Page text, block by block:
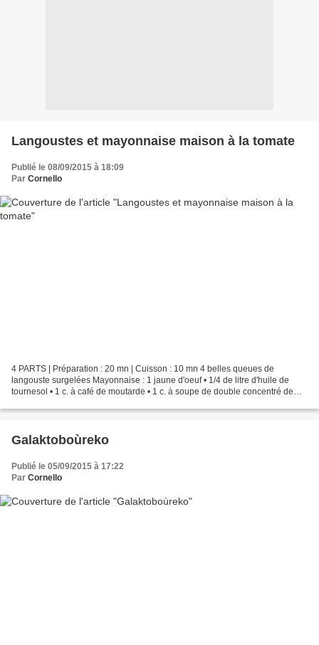
Langoustes et mayonnaise maison à la tomate
Publié le 08/09/2015 à 18:09
Par Cornello
4 PARTS | Préparation : 20 mn | Cuisson : 10 mn 4 belles queues de
langouste surgelées Mayonnaise : 1 jaune d'oeuf • 1/4 de litre d'huile de
tournesol • 1 c. à café de moutarde • 1 c. à soupe de double concentré de
Galaktoboùreko
Publié le 05/09/2015 à 17:22
Par Cornello